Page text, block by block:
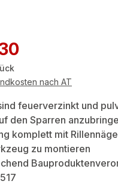
nach AT
feuerverzinkt und
den Sparren
komplett mit
zu montieren